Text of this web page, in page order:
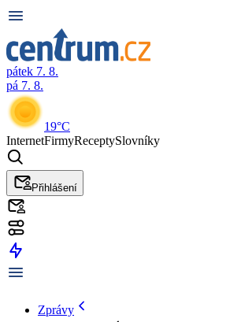
pátek 7. 8.
pá 7. 8.
19°C
InternetFirmyReceptySlovníky
Přihlášení
Zprávy